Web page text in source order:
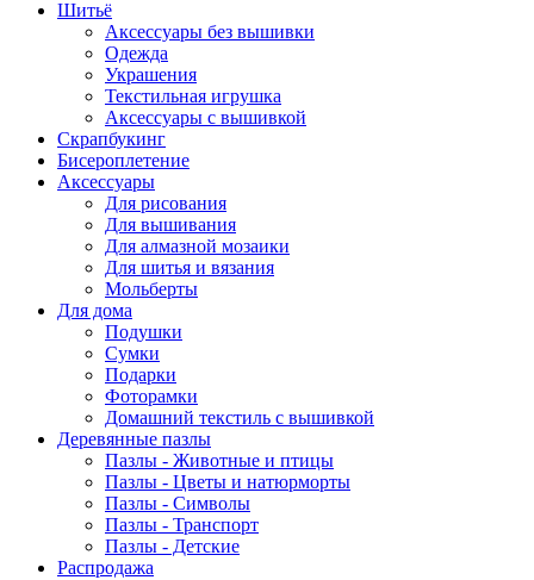
Шитьё
Аксессуары без вышивки
Одежда
Украшения
Текстильная игрушка
Аксессуары с вышивкой
Скрапбукинг
Бисероплетение
Аксессуары
Для рисования
Для вышивания
Для алмазной мозаики
Для шитья и вязания
Мольберты
Для дома
Подушки
Сумки
Подарки
Фоторамки
Домашний текстиль с вышивкой
Деревянные пазлы
Пазлы - Животные и птицы
Пазлы - Цветы и натюрморты
Пазлы - Символы
Пазлы - Транспорт
Пазлы - Детские
Распродажа